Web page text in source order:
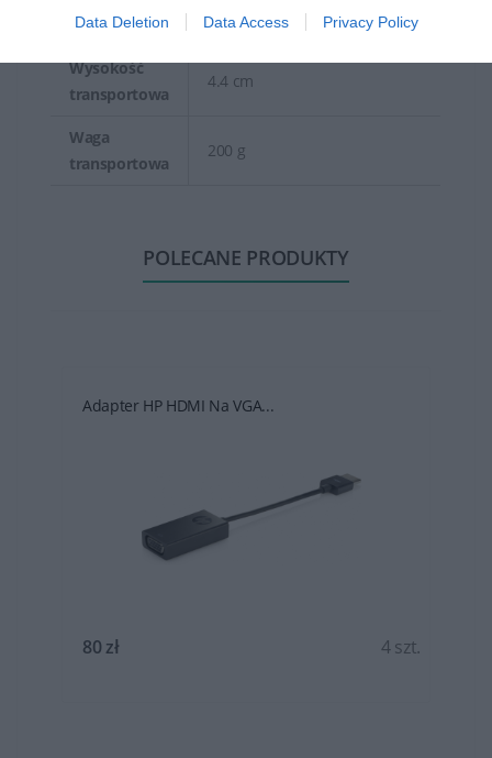
Data Deletion Data Access Privacy Policy
transportowa
8 cm
Wysokość
transportowa
4.4 cm
Waga
transportowa
200 g
POLECANE PRODUKTY
Adapter HP HDMI Na VGA...
80 zł 4 szt.